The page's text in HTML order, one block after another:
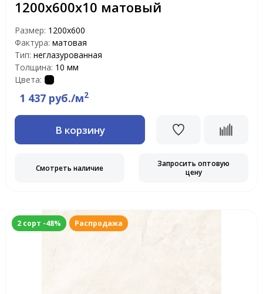
1200х600х10 матовый
Размер: 1200х600
Фактура: матовая
Тип: неглазурованная
Толщина: 10 мм
Цвета:
1 437 руб./м2
В корзину
Смотреть наличие
Запросить оптовую
цену
2 сорт -48% Распродажа